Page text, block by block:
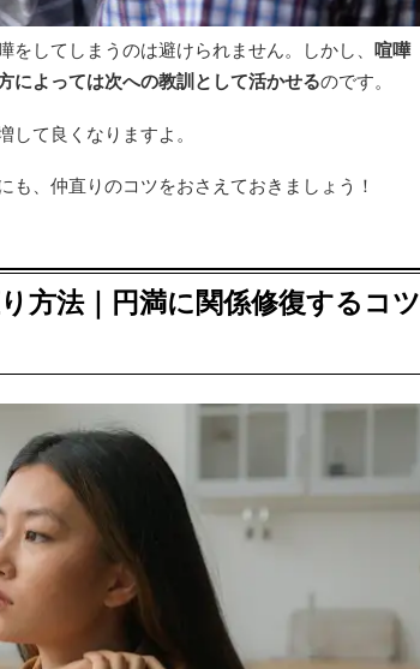
してしまうのは避けられません。しかし、 喧嘩
によっては次への教訓として活かせるのです。
て良くなりますよ。
、仲直りのコツをおさえておきましょう！
方法｜円満に関係修復するコツ